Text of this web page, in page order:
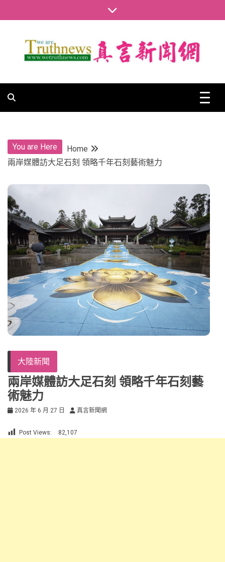
to
真言新聞網
You are Here
Home
兩岸媒體訪大足石刻 領略千年石刻藝術魅力
大陸新聞
兩岸媒體訪大足石刻 領略千年石刻藝
術魅力
2026 年 6 月 27 日 真言新聞網
Post Views: 82,107